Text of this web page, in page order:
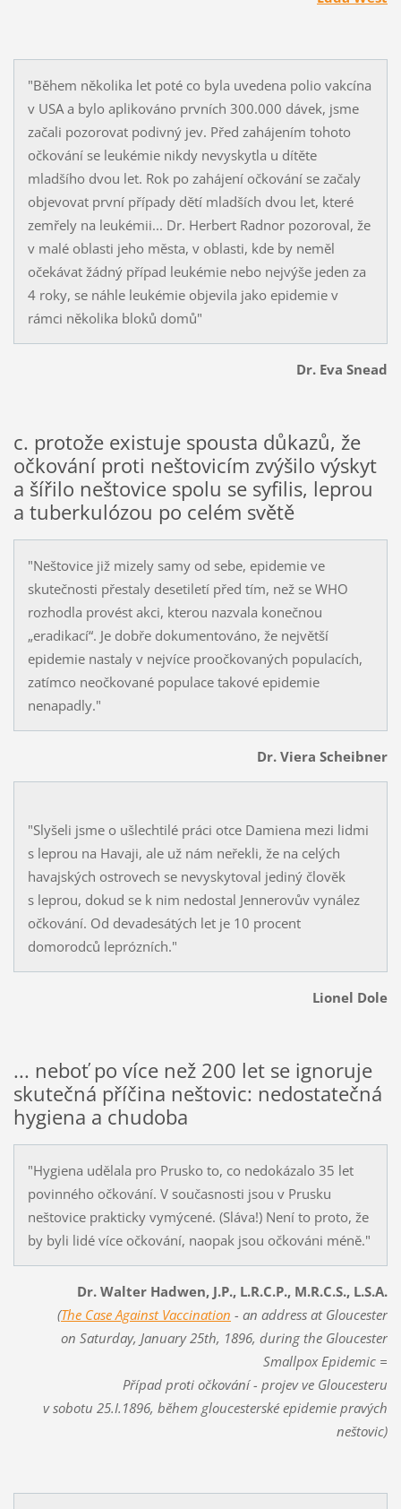
"Během několika let poté co byla uvedena polio vakcína
v USA a bylo aplikováno prvních 300.000 dávek, jsme
začali pozorovat podivný jev. Před zahájením tohoto
očkování se leukémie nikdy nevyskytla u dítěte
mladšího dvou let. Rok po zahájení očkování se začaly
objevovat první případy dětí mladších dvou let, které
zemřely na leukémii... Dr. Herbert Radnor pozoroval, že
v malé oblasti jeho města, v oblasti, kde by neměl
očekávat žádný případ leukémie nebo nejvýše jeden za
4 roky, se náhle leukémie objevila jako epidemie v
rámci několika bloků domů"
Dr. Eva Snead
c. protože existuje spousta důkazů, že
očkování proti neštovicím zvýšilo výskyt
a šířilo neštovice spolu se syfilis, leprou
a tuberkulózou po celém světě
"Neštovice již mizely samy od sebe, epidemie ve
skutečnosti přestaly desetiletí před tím, než se WHO
rozhodla provést akci, kterou nazvala konečnou
„eradikací“. Je dobře dokumentováno, že největší
epidemie nastaly v nejvíce proočkovaných populacích,
zatímco neočkované populace takové epidemie
nenapadly."
Dr. Viera Scheibner
"Slyšeli jsme o ušlechtilé práci otce Damiena mezi lidmi
s leprou na Havaji, ale už nám neřekli, že na celých
havajských ostrovech se nevyskytoval jediný člověk
s leprou, dokud se k nim nedostal Jennerovův vynález
očkování. Od devadesátých let je 10 procent
domorodců leprózních."
Lionel Dole
... neboť po více než 200 let se ignoruje
skutečná příčina neštovic: nedostatečná
hygiena a chudoba
"Hygiena udělala pro Prusko to, co nedokázalo 35 let
povinného očkování. V současnosti jsou v Prusku
neštovice prakticky vymýcené. (Sláva!) Není to proto, že
by byli lidé více očkování, naopak jsou očkováni méně."
Dr. Walter Hadwen, J.P., L.R.C.P., M.R.C.S., L.S.A.
(The Case Against Vaccination - an address at Gloucester
on Saturday, January 25th, 1896, during the Gloucester
Smallpox Epidemic =
Případ proti očkování - projev ve Gloucesteru
v sobotu 25.I.1896, během gloucesterské epidemie pravých
neštovic)